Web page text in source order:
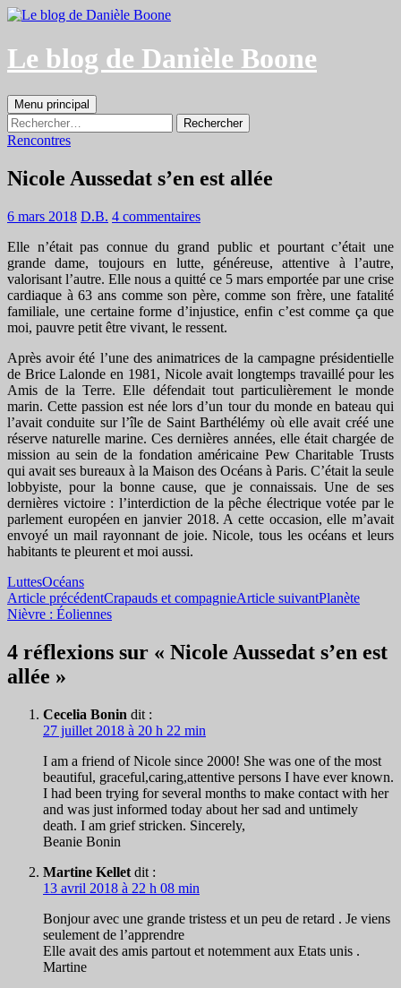
Aller
contenu
Le blog de Danièle Boone
Recherche
Menu principal
Rechercher :
Rencontres
Nicole Aussedat s’en est allée
6 mars 2018 D.B. 4 commentaires
Elle n’était pas connue du grand public et pourtant c’était une
grande dame, toujours en lutte, généreuse, attentive à l’autre,
valorisant l’autre. Elle nous a quitté ce 5 mars emportée par une crise
cardiaque à 63 ans comme son père, comme son frère, une fatalité
familiale, une certaine forme d’injustice, enfin c’est comme ça que
moi, pauvre petit être vivant, le ressent.
Après avoir été l’une des animatrices de la campagne présidentielle
de Brice Lalonde en 1981, Nicole avait longtemps travaillé pour les
Amis de la Terre. Elle défendait tout particulièrement le monde
marin. Cette passion est née lors d’un tour du monde en bateau qui
l’avait conduite sur l’île de Saint Barthélémy où elle avait créé une
réserve naturelle marine. Ces dernières années, elle était chargée de
mission au sein de la fondation américaine Pew Charitable Trusts
qui avait ses bureaux à la Maison des Océans à Paris. C’était la seule
lobbyiste, pour la bonne cause, que je connaissais. Une de ses
dernières victoire : l’interdiction de la pêche électrique votée par le
parlement européen en janvier 2018. A cette occasion, elle m’avait
envoyé un mail rayonnant de joie. Nicole, tous les océans et leurs
habitants te pleurent et moi aussi.
LuttesOcéans
Navigation
des
articles
Article précédentCrapauds et compagnieArticle suivantPlanète
Nièvre : Éoliennes
4 réflexions sur « Nicole Aussedat s’en est
allée »
Cecelia Bonin dit :
27 juillet 2018 à 20 h 22 min
I am a friend of Nicole since 2000! She was one of the most
beautiful, graceful,caring,attentive persons I have ever known.
I had been trying for several months to make contact with her
and was just informed today about her sad and untimely
death. I am grief stricken. Sincerely,
Beanie Bonin
Martine Kellet dit :
13 avril 2018 à 22 h 08 min
Bonjour avec une grande tristess et un peu de retard . Je viens
seulement de l’apprendre
Elle avait des amis partout et notemment aux Etats unis .
Martine